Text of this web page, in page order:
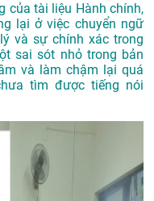
của tài liệu Hành chính,
lại ở việc chuyển ngữ
và sự chính xác trong
sai sót nhỏ trong bản
và làm chậm lại quá
tìm được tiếng nói